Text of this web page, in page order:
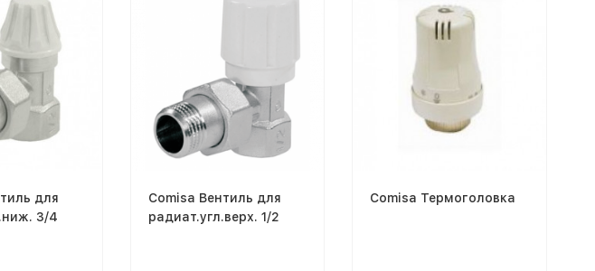
для
3/4
Comisa Вентиль для
радиат.угл.верх. 1/2
Comisa Термоголовка